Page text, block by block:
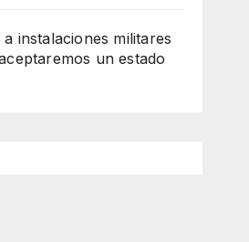
instalaciones militares
un estado